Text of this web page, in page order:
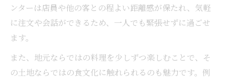
女性でも安心の一人飲み入門ガイド
女性が一人で楽しめる居酒屋の選び方
居酒屋一人利用時のマナーと注意点
初めての一人飲みも居酒屋なら安心
ンターは店員や他の客との程よい距離感が保たれ、気軽
に注文や会話ができるため、一人でも緊張せずに過ごせ
ます。
また、地元ならではの料理を少しずつ楽しむことで、そ
の土地ならではの食文化に触れられるのも魅力です。例